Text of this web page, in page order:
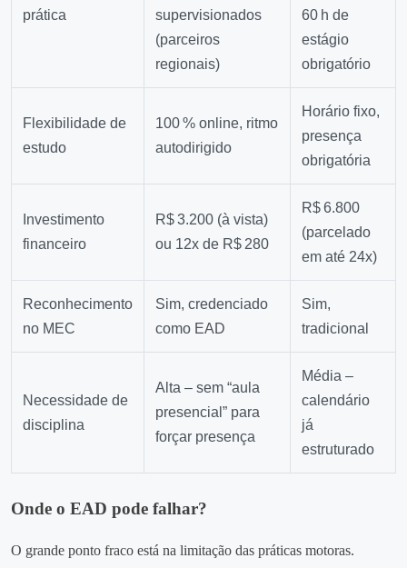
prática
supervisionados
(parceiros
regionais)
60 h de
estágio
obrigatório
Flexibilidade de
estudo
100 % online, ritmo
autodirigido
Horário fixo,
presença
obrigatória
Investimento
financeiro
R$ 3.200 (à vista)
ou 12x de R$ 280
R$ 6.800
(parcelado
em até 24x)
Reconhecimento
no MEC
Sim, credenciado
como EAD
Sim,
tradicional
Necessidade de
disciplina
Alta – sem “aula
presencial” para
forçar presença
Média –
calendário
já
estruturado
Onde o EAD pode falhar?
O grande ponto fraco está na limitação das práticas motoras.